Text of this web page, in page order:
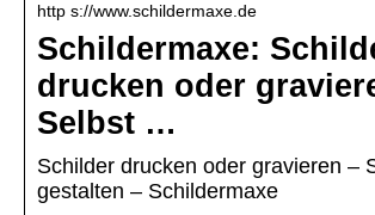
http s://www.schildermaxe.de
Schildermaxe:
drucken oder
Selbst …
Schilder drucken oder gravieren –
gestalten – Schildermaxe